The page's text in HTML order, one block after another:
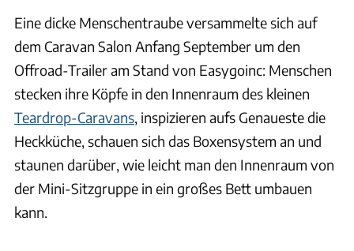
Eine dicke Menschentraube versammelte sich auf
dem Caravan Salon Anfang September um den
Offroad-Trailer am Stand von Easygoinc: Menschen
stecken ihre Köpfe in den Innenraum des kleinen
Teardrop-Caravans, inspizieren aufs Genaueste die
Heckküche, schauen sich das Boxensystem an und
staunen darüber, wie leicht man den Innenraum von
der Mini-Sitzgruppe in ein großes Bett umbauen
kann.